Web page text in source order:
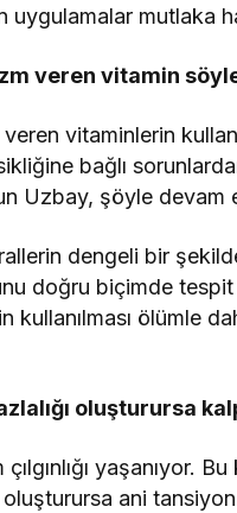
mutlaka
veren vitamin
vitaminlerin
bağlı
Uzbay, şöyle devam
dengeli bir
doğru biçimde
kullanılması ölümle
oluşturursa
yaşanıyor.
oluşturursa ani